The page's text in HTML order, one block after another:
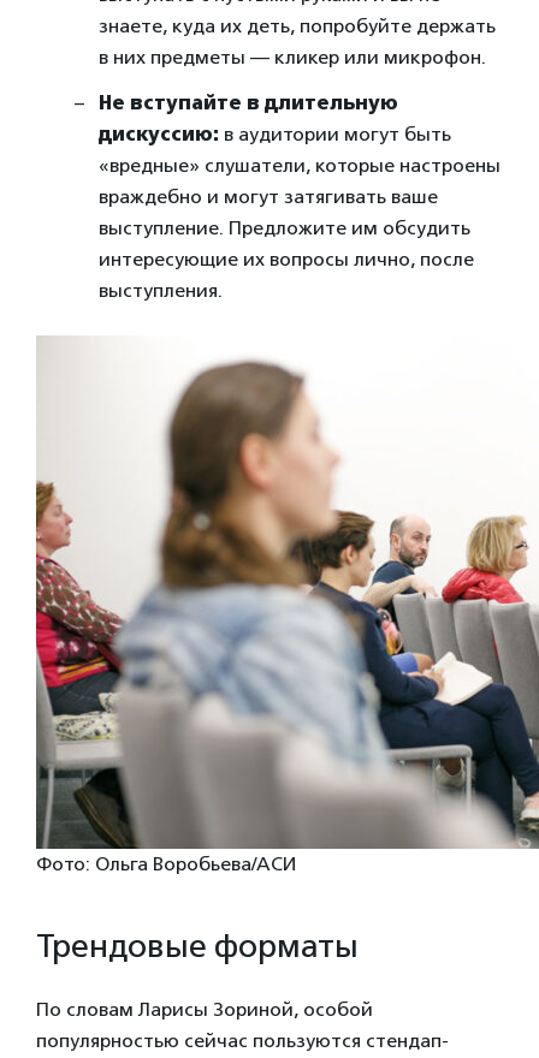
знаете, куда их деть, попробуйте держать
в них предметы — кликер или микрофон.
Не вступайте в длительную
дискуссию: в аудитории могут быть
«вредные» слушатели, которые настроены
враждебно и могут затягивать ваше
выступление. Предложите им обсудить
интересующие их вопросы лично, после
выступления.
Фото: Ольга Воробьева/АСИ
Трендовые форматы
По словам Ларисы Зориной, особой
популярностью сейчас пользуются стендап-